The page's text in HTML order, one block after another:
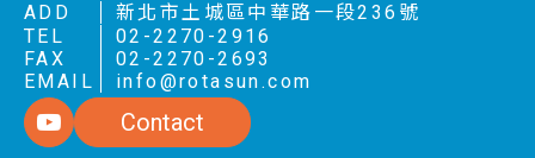
ADD
新北市土城區中華路一段236號
TEL
02-2270-2916
FAX
02-2270-2693
EMAIL
info@rotasun.com
Contact